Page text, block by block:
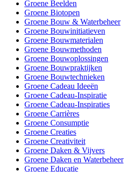
Groene Beelden
Groene Biotopen
Groene Bouw & Waterbeheer
Groene Bouwinitiatieven
Groene Bouwmaterialen
Groene Bouwmethoden
Groene Bouwoplossingen
Groene Bouwpraktijken
Groene Bouwtechnieken
Groene Cadeau Ideeën
Groene Cadeau-Inspiratie
Groene Cadeau-Inspiraties
Groene Carrières
Groene Consumptie
Groene Creaties
Groene Creativiteit
Groene Daken & Vijvers
Groene Daken en Waterbeheer
Groene Educatie